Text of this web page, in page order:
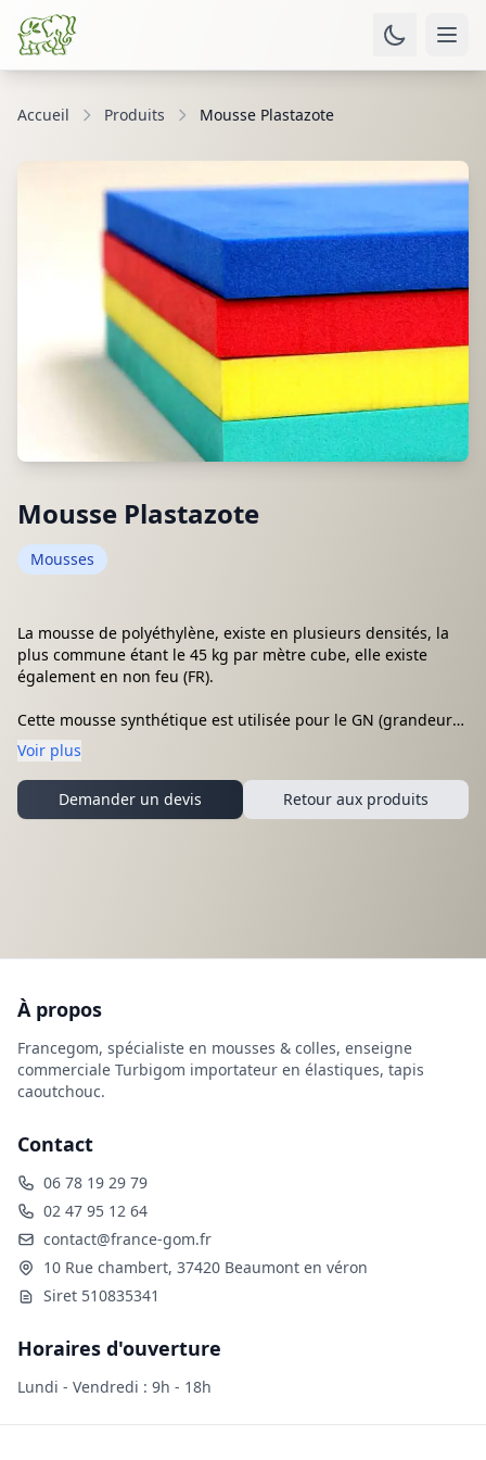
Accueil Produits Mousse Plastazote
Mousse Plastazote
Mousses
La mousse de polyéthylène, existe en plusieurs densités, la
plus commune étant le 45 kg par mètre cube, elle existe
également en non feu (FR).
Cette mousse synthétique est utilisée pour le GN (grandeur
nature), dans la décoration et dans le spectacle. Mousse
thermoformable, elle peut aussi être latexée, collée, poncée,
et vous permettra de réaliser tous types de formes.
exemple de décorer une vitrine exposée au soleil sans
Voir plus
Demander un devis Retour aux produits
À propos
Francegom, spécialiste en mousses & colles, enseigne
commerciale Turbigom importateur en élastiques, tapis
caoutchouc.
Contact
06 78 19 29 79
02 47 95 12 64
contact@france-gom.fr
10 Rue chambert, 37420 Beaumont en véron
Siret 510835341
Horaires d'ouverture
Lundi - Vendredi : 9h - 18h